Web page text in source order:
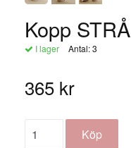
Kopp STRÅ
I lager Antal:3
365 kr